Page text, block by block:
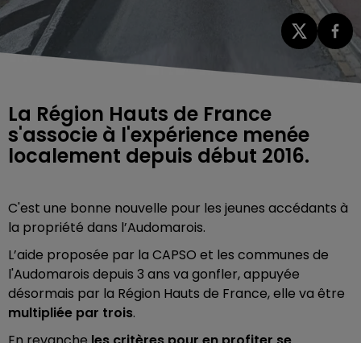
La Région Hauts de France
s'associe à l'expérience menée
localement depuis début 2016.
C'est une bonne nouvelle pour les jeunes accédants à
la propriété dans l’Audomarois.
L’aide proposée par la CAPSO et les communes de
l'Audomarois depuis 3 ans va gonfler, appuyée
désormais par la Région Hauts de France, elle va être
multipliée par trois.